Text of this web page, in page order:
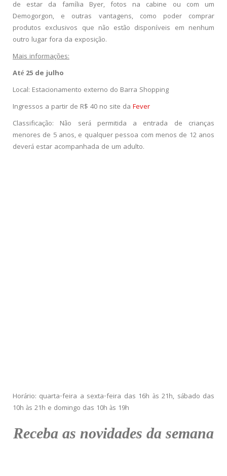
de estar da família Byer, fotos na cabine ou com um
Demogorgon, e outras vantagens, como poder comprar
produtos exclusivos que não estão disponíveis em nenhum
outro lugar fora da exposição.
Mais informações:
Até 25 de julho
Local: Estacionamento externo do Barra Shopping
Ingressos a partir de R$ 40 no site da Fever
Classificação: Não será permitida a entrada de crianças
menores de 5 anos, e qualquer pessoa com menos de 12 anos
deverá estar acompanhada de um adulto.
Horário: quarta-feira a sexta-feira das 16h às 21h, sábado das
10h às 21h e domingo das 10h às 19h
Receba as novidades da semana